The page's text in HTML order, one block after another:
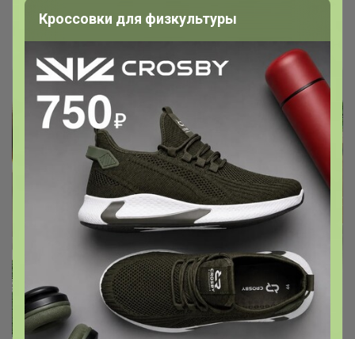
кислород в помещении
Натка
Кроссовки для физкультуры